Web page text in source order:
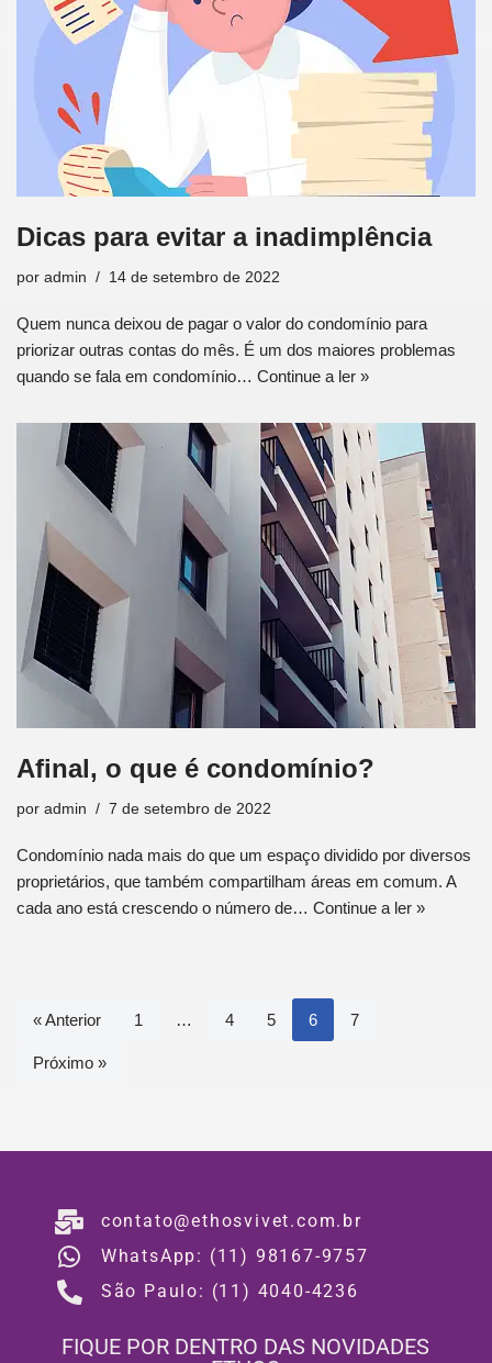
Dicas para evitar a inadimplência
por admin 14 de setembro de 2022
Quem nunca deixou de pagar o valor do condomínio para
priorizar outras contas do mês. É um dos maiores problemas
quando se fala em condomínio… Continue a ler »
Afinal, o que é condomínio?
por admin 7 de setembro de 2022
Condomínio nada mais do que um espaço dividido por diversos
proprietários, que também compartilham áreas em comum. A
cada ano está crescendo o número de… Continue a ler »
« Anterior 1 … 4 5 6 7
Próximo »
contato@ethosvivet.com.br
WhatsApp: (11) 98167-9757
São Paulo: (11) 4040-4236
FIQUE POR DENTRO DAS NOVIDADES